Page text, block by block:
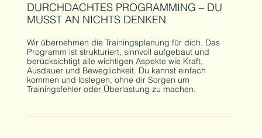
DURCHDACHTES PROGRAMMING – DU
MUSST AN NICHTS DENKEN
Wir übernehmen die Trainingsplanung für dich. Das
Programm ist strukturiert, sinnvoll aufgebaut und
berücksichtigt alle wichtigen Aspekte wie Kraft,
Ausdauer und Beweglichkeit. Du kannst einfach
kommen und loslegen, ohne dir Sorgen um
Trainingsfehler oder Überlastung zu machen.